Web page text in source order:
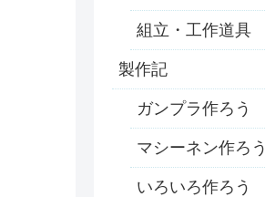
組立・工作道具
製作記
ガンプラ作ろう
マシーネン作ろう
いろいろ作ろう